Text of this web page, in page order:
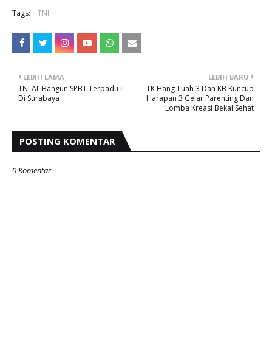
Tags: TNI
LEBIH BARU
TK Hang Tuah 3 Dan KB Kuncup
Harapan 3 Gelar Parenting Dan
Lomba Kreasi Bekal Sehat
LEBIH LAMA
TNI AL Bangun SPBT Terpadu II
Di Surabaya
POSTING KOMENTAR
0 Komentar